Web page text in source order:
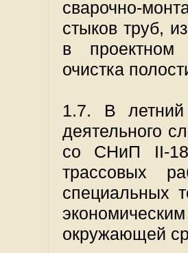
сварочно-
стыков труб,
в проектном
очистка
1.7. В летний
деятельного
со СНиП II-
трассовых
специальных
окружающей